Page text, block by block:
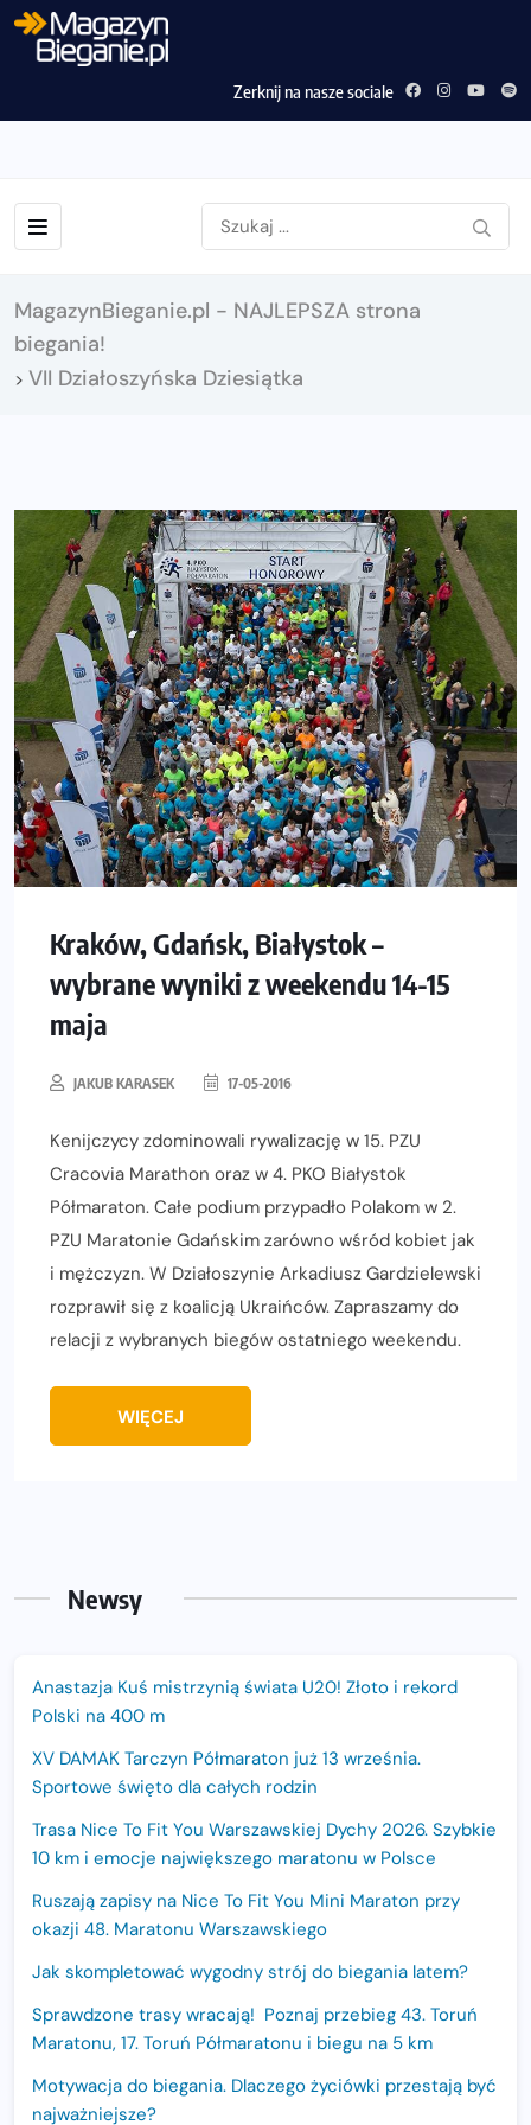
Zerknij na nasze sociale
MagazynBieganie.pl - NAJLEPSZA strona
biegania!
> VII Działoszyńska Dziesiątka
Kraków, Gdańsk, Białystok –
wybrane wyniki z weekendu 14-15
maja
JAKUB KARASEK 17-05-2016
Kenijczycy zdominowali rywalizację w 15. PZU
Cracovia Marathon oraz w 4. PKO Białystok
Półmaraton. Całe podium przypadło Polakom w 2.
PZU Maratonie Gdańskim zarówno wśród kobiet jak
i mężczyzn. W Działoszynie Arkadiusz Gardzielewski
rozprawił się z koalicją Ukraińców. Zapraszamy do
relacji z wybranych biegów ostatniego weekendu.
WIĘCEJ
Newsy
Anastazja Kuś mistrzynią świata U20! Złoto i rekord
Polski na 400 m
XV DAMAK Tarczyn Półmaraton już 13 września.
Sportowe święto dla całych rodzin
Trasa Nice To Fit You Warszawskiej Dychy 2026. Szybkie
10 km i emocje największego maratonu w Polsce
Ruszają zapisy na Nice To Fit You Mini Maraton przy
okazji 48. Maratonu Warszawskiego
Jak skompletować wygodny strój do biegania latem?
Sprawdzone trasy wracają! Poznaj przebieg 43. Toruń
Maratonu, 17. Toruń Półmaratonu i biegu na 5 km
Motywacja do biegania. Dlaczego życiówki przestają być
najważniejsze?